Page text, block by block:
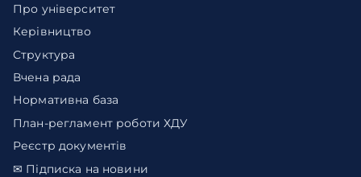
Про університет
Керівництво
Структура
Вчена рада
Нормативна база
План-регламент роботи ХДУ
Реєстр документів
✉ Підписка на новини